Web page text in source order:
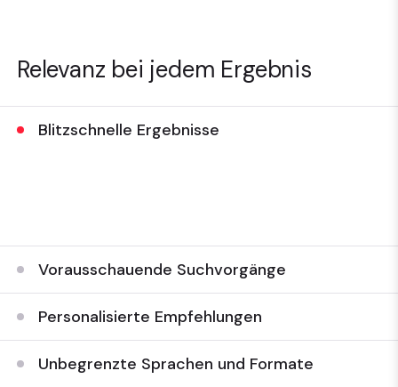
Relevanz bei jedem Ergebnis
Blitzschnelle Ergebnisse
Vorausschauende Suchvorgänge
Personalisierte Empfehlungen
Unbegrenzte Sprachen und Formate